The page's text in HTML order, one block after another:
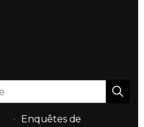
Enquêtes de